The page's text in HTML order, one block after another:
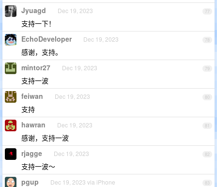
77
Jyuagd Dec 19, 2023
支持一下！
78
EchoDeveloper Dec 19, 2023
感谢，支持。
79
mintor27 Dec 19, 2023
支持一波
80
feiwan Dec 19, 2023
支持
81
hawran Dec 19, 2023
感谢，支持一波
82
rjagge Dec 19, 2023
支持一波～
83
pgup Dec 19, 2023 via iPhone